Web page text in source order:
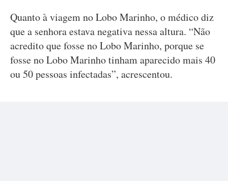
Quanto à viagem no Lobo Marinho, o médico diz
que a senhora estava negativa nessa altura. “Não
acredito que fosse no Lobo Marinho, porque se
fosse no Lobo Marinho tinham aparecido mais 40
ou 50 pessoas infectadas”, acrescentou.